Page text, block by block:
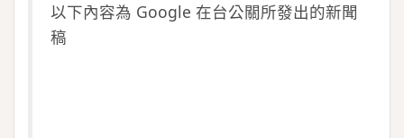
以下內容為 Google 在台公關所發出的新聞
稿